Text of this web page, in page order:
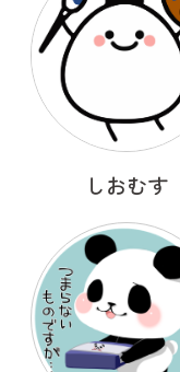
しおむす